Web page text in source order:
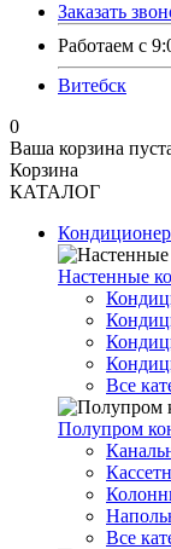
Заказать
Работаем с
Витебск
0
Ваша корзина
Корзина
КАТАЛОГ
Настенные
Все
Полупром
Все